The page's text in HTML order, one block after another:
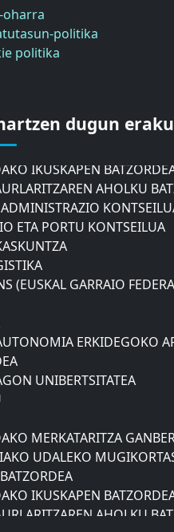
oharra
politika
politika
dugun
UDALEKO
IKUSKAPEN BATZORDEA
AHOLKU
ETA PORTU KONTSEILUA
(EUSKAL GARRAIO
ERKIDEGOKO
UNIBERTSITATEA
MERKATARITZA
UDALEKO
IKUSKAPEN BATZORDEA
AHOLKU